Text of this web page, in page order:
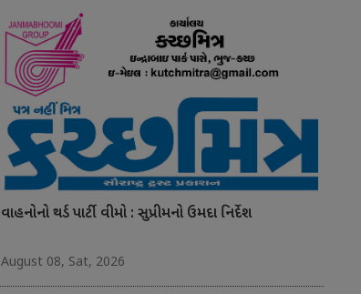
વાહનોનો થર્ડ પાર્ટી વીમો : સુપ્રીમનો ઉમદા નિર્દેશ
August 08, Sat, 2026